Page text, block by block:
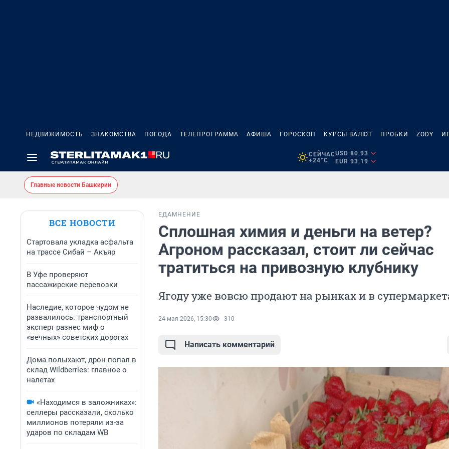
НЕДВИЖИМОСТЬ ЗНАКОМСТВА ПОГОДА ТЕЛЕПРОГРАММА АФИША ГОРОСКОП КУРСЫ ВАЛЮТ ПРОБКИ ZODY
СЕЙЧАС
+24°C
USD 80,93
EUR 93,19
Главные новости Башкирии
ВСЕ НОВОСТИ
Стартовала укладка асфальта
на трассе Сибай – Акъяр
В Уфе проверяют
пассажирские перевозки
Наследие, которое чудом не
развалилось: транспортный
эксперт разнес миф о
«вечных» советских дорогах
Дома полыхают, дрон попал в
склад Wildberries: главное о
налетах
«Находимся в заложниках»:
селлеры рассказали, сколько
миллионов потеряли из-за
ударов по складам WB
ЕДА МНЕНИЕ
Сплошная химия и деньги на ветер?
Агроном рассказал, стоит ли сейчас
тратиться на привозную клубнику
Ягоду уже вовсю продают на рынках и в
24 мая 2026, 15:30 310
Написать комментарий